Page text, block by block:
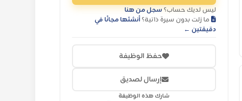
ليس لديك حساب؟سجل من هنا
ما زلت بدون سيرة ذاتية؟ أنشئها مجانًا في
دقيقتين ←
حفظ الوظيفة
إرسال لصديق
شارك هذه الوظيفة